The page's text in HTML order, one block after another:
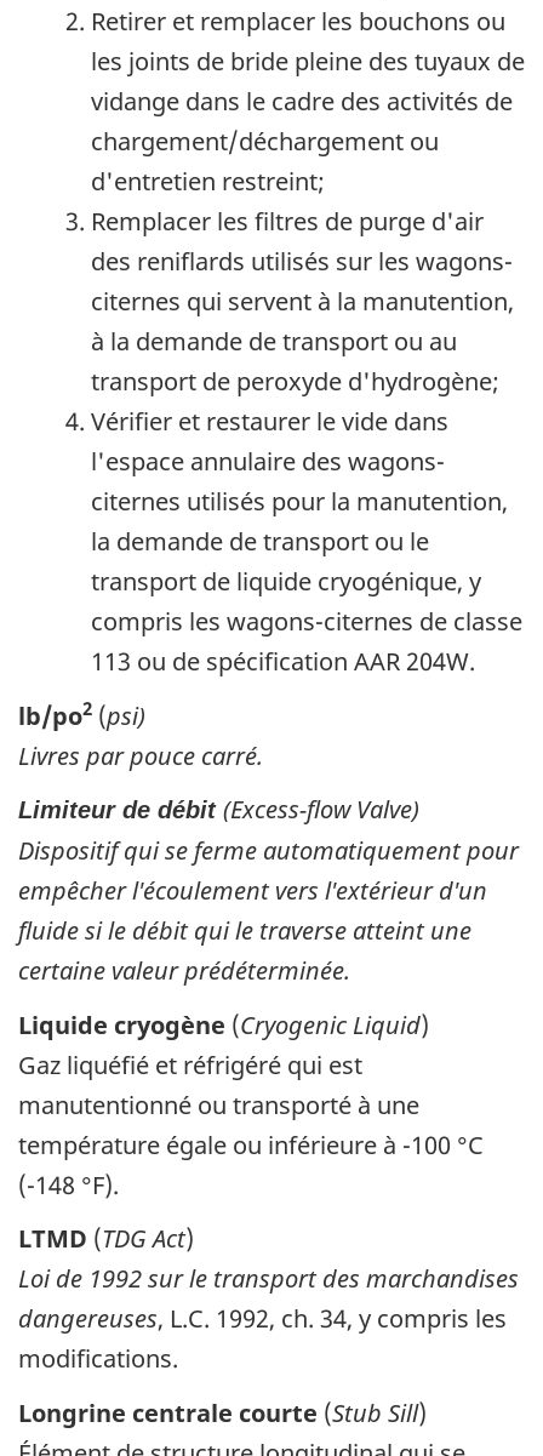
Retirer et remplacer les bouchons ou
les joints de bride pleine des tuyaux de
vidange dans le cadre des activités de
chargement/déchargement ou
d'entretien restreint;
Remplacer les filtres de purge d'air
des reniflards utilisés sur les wagons-
citernes qui servent à la manutention,
à la demande de transport ou au
transport de peroxyde d'hydrogène;
Vérifier et restaurer le vide dans
l'espace annulaire des wagons-
citernes utilisés pour la manutention,
la demande de transport ou le
transport de liquide cryogénique, y
compris les wagons-citernes de classe
113 ou de spécification AAR 204W.
lb/po2 (psi)
Livres par pouce carré.
Limiteur de débit (Excess-flow Valve)
Dispositif qui se ferme automatiquement pour
empêcher l'écoulement vers l'extérieur d'un
fluide si le débit qui le traverse atteint une
certaine valeur prédéterminée.
Liquide cryogène (Cryogenic Liquid)
Gaz liquéfié et réfrigéré qui est
manutentionné ou transporté à une
température égale ou inférieure à -100 °C
(-148 °F).
LTMD (TDG Act)
Loi de 1992 sur le transport des marchandises
dangereuses, L.C. 1992, ch. 34, y compris les
modifications.
Longrine centrale courte (Stub Sill)